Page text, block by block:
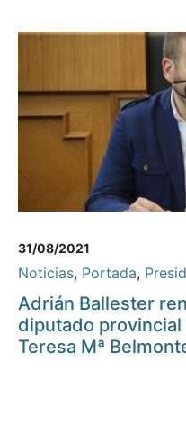
31/08/2021
Noticias, Portada,
Adrián Ballester
diputado
Teresa Mª